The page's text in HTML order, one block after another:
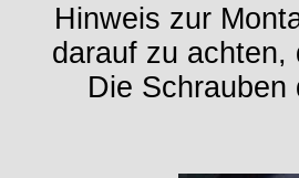
Hinweis zur
darauf zu
Die Schrauben